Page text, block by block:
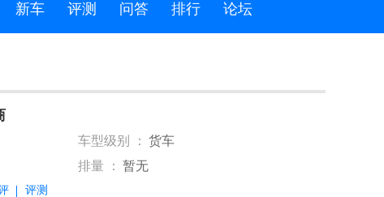
新车 评测 问答 排行 论坛
车型级别 ： 货车
排量 ： 暂无
评测